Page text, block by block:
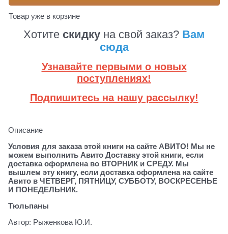
Товар уже в корзине
Хотите скидку на свой заказ? Вам
сюда
Узнавайте первыми о новых
поступлениях!
Подпишитесь на нашу рассылку!
Описание
Условия для заказа этой книги на сайте АВИТО! Мы не
можем выполнить Авито Доставку этой книги, если
доставка оформлена во ВТОРНИК и СРЕДУ. Мы
вышлем эту книгу, если доставка оформлена на сайте
Авито в ЧЕТВЕРГ, ПЯТНИЦУ, СУББОТУ, ВОСКРЕСЕНЬЕ
И ПОНЕДЕЛЬНИК.
Тюльпаны
Автор: Рыженкова Ю.И.